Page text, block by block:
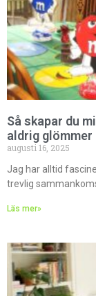
Så skapar du
aldrig glömmer
augusti 16, 2025
Jag har alltid
trevlig
Läs mer»